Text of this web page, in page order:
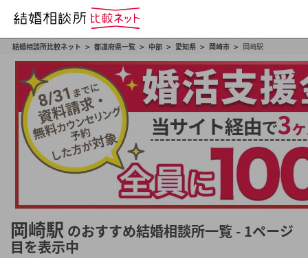
結婚相談所比較ネット > 都道府県一覧 > 中部 > 愛知県 > 岡崎市 > 岡崎駅
岡崎駅 のおすすめ結婚相談所一覧 - 1ページ
目を表示中